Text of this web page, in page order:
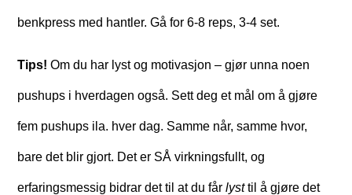
benkpress med hantler. Gå for 6-8 reps, 3-4 set.
Tips! Om du har lyst og motivasjon – gjør unna noen
pushups i hverdagen også. Sett deg et mål om å gjøre
fem pushups ila. hver dag. Samme når, samme hvor,
bare det blir gjort. Det er SÅ virkningsfullt, og
erfaringsmessig bidrar det til at du fårlysttil å gjøre det